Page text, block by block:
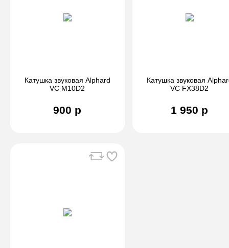
Катушка звуковая Alphard
VC M10D2
900 р
Катушка звуковая
VC FX38D2
1 950 р